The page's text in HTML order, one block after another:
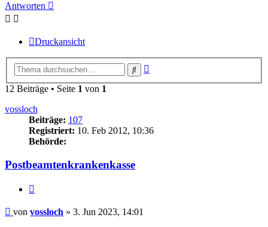
Antworten
Druckansicht
Suche
12 Beiträge • Seite 1 von 1
vossloch
Beiträge: 107
Registriert: 10. Feb 2012, 10:36
Behörde:
Postbeamtenkrankenkasse
Beitrag
von vossloch » 3. Jun 2023, 14:01